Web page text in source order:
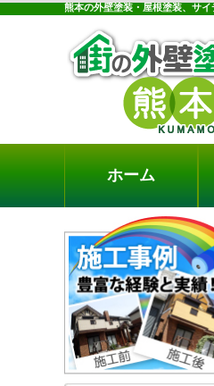
熊本の外壁塗装・屋根塗装、サ
ホーム